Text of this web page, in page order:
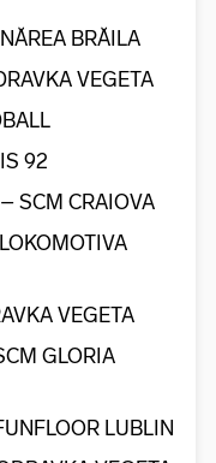
BRĂILA
VEGETA
92
SCM CRAIOVA
VEGETA
GLORIA
LUBLIN